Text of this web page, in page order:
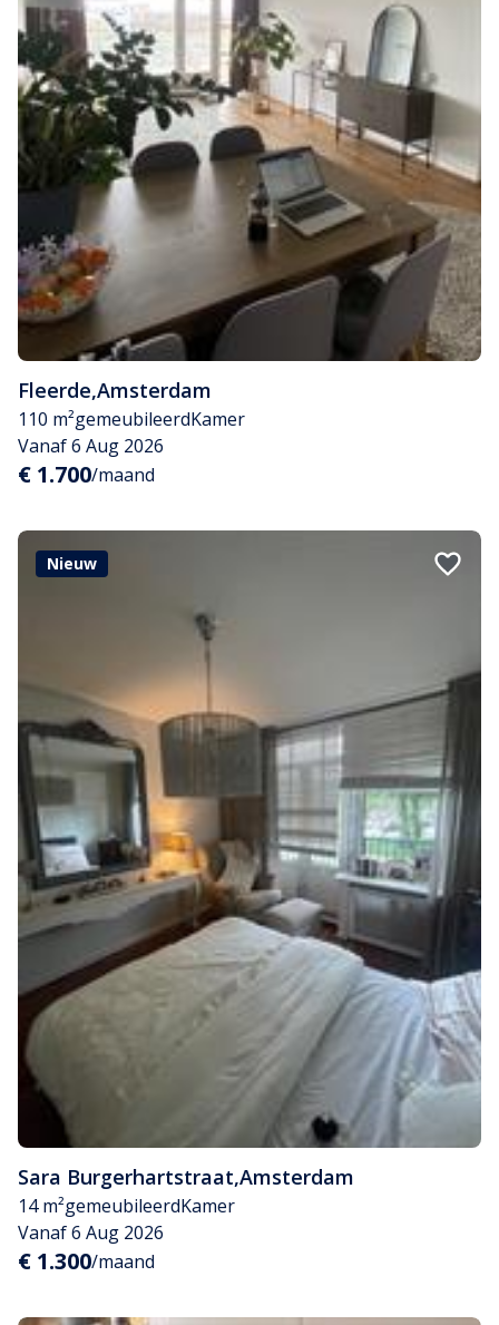
Fleerde,Amsterdam
110 m²gemeubileerdKamer
Vanaf 6 Aug 2026
€ 1.700/maand
Nieuw
Sara Burgerhartstraat,Amsterdam
14 m²gemeubileerdKamer
Vanaf 6 Aug 2026
€ 1.300/maand